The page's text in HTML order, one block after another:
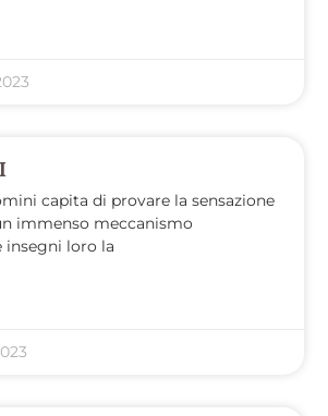
capita di provare la sensazione
immenso meccanismo
insegni loro la